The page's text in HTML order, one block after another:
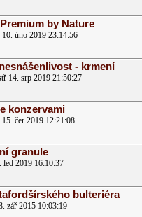
by Nature
úno 2019 23:14:56
- krmení
14. srp 2019 21:50:27
konzervami
čer 2019 12:21:08
granule
led 2019 16:10:37
bulteriéra
zář 2015 10:03:19